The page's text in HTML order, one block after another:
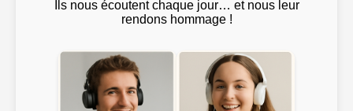
Ils nous écoutent chaque jour… et nous leur
rendons hommage !